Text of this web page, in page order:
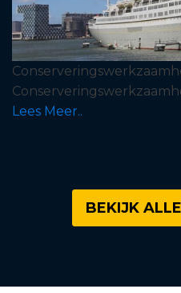
Lees Meer..
BEKIJK